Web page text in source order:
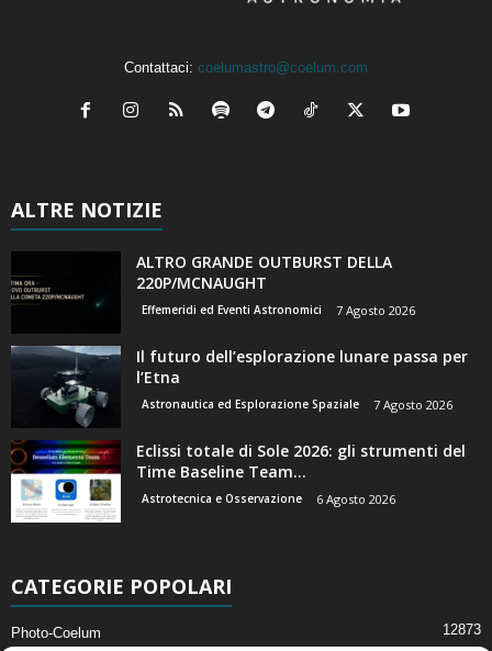
Contattaci: coelumastro@coelum.com
ALTRE NOTIZIE
ALTRO GRANDE OUTBURST DELLA
220P/MCNAUGHT
Effemeridi ed Eventi Astronomici 7 Agosto 2026
Il futuro dell’esplorazione lunare passa per
l’Etna
Astronautica ed Esplorazione Spaziale 7 Agosto 2026
Eclissi totale di Sole 2026: gli strumenti del
Time Baseline Team...
Astrotecnica e Osservazione 6 Agosto 2026
CATEGORIE POPOLARI
Photo-Coelum 12873